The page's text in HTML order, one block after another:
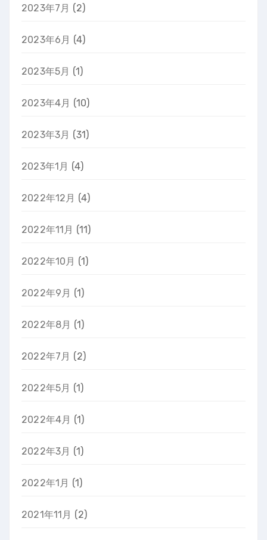
2023年7月 (2)
2023年6月 (4)
2023年5月 (1)
2023年4月 (10)
2023年3月 (31)
2023年1月 (4)
2022年12月 (4)
2022年11月 (11)
2022年10月 (1)
2022年9月 (1)
2022年8月 (1)
2022年7月 (2)
2022年5月 (1)
2022年4月 (1)
2022年3月 (1)
2022年1月 (1)
2021年11月 (2)